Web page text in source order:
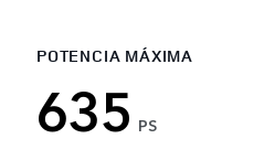
POTENCIA MÁXIMA
635 PS